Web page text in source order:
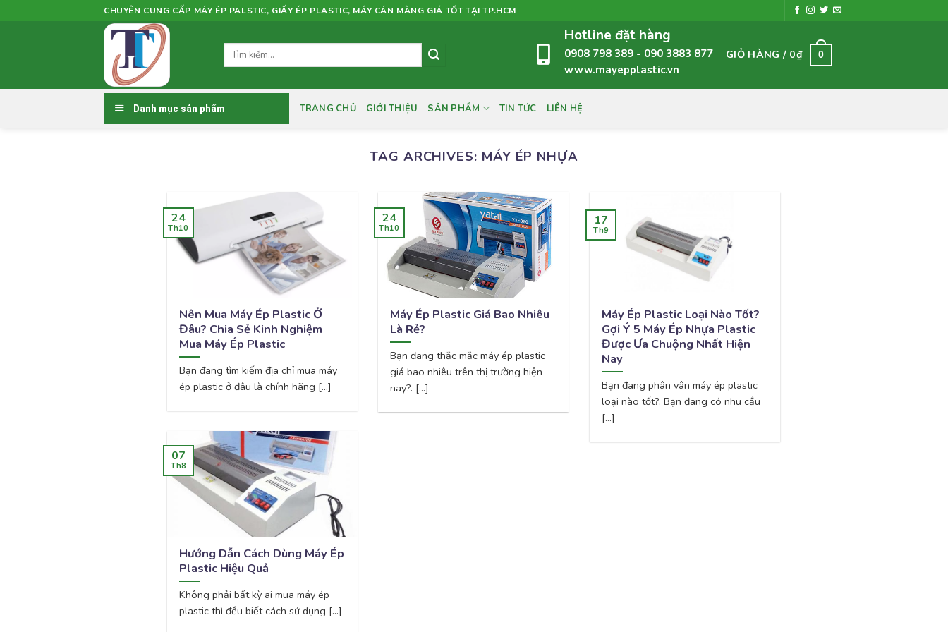
CHUYÊN CUNG CẤP MÁY ÉP PALSTIC, GIẤY ÉP PLASTIC, MÁY CÁN MÀNG GIÁ TỐT TẠI TP.HCM
Tìm
Hotline đặt hàng
0908 798 389
090 3883 877
www.mayepplastic.vn
GIỎ HÀNG / 0₫ 0
Danh mục sản phẩm TRANG CHỦ GIỚI THIỆU SẢN PHẨM TIN TỨC LIÊN HỆ
TAG ARCHIVES: MÁY ÉP NHỰA
Nên Mua Máy Ép Plastic Ở
Đâu? Chia Sẻ Kinh Nghiệm
Mua Máy Ép Plastic
Bạn đang tìm kiếm địa chỉ mua máy
ép plastic ở đâu là chính hãng [...]
24
Th10
Máy Ép Plastic Giá Bao Nhiêu
Là Rẻ?
Bạn đang thắc mắc máy ép plastic
giá bao nhiêu trên thị trường hiện
nay?. [...]
24
Th10
Máy Ép Plastic Loại Nào Tốt?
Gợi Ý 5 Máy Ép Nhựa Plastic
Được Ưa Chuộng Nhất Hiện
Nay
Bạn đang phân vân máy ép plastic
loại nào tốt?. Bạn đang có nhu cầu
[...]
17
Th9
Hướng Dẫn Cách Dùng Máy Ép
Plastic Hiệu Quả
Không phải bất kỳ ai mua máy ép
plastic thì đều biết cách sử dụng [...]
07
Th8